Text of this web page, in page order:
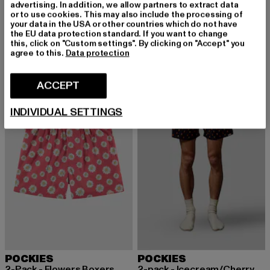
POCKIES
TC Striped - Boyfriend Boxers
23,74 EUR
Prix courant: 23,74 EUR
POCKIES
Striped Boyfriend Boxers
23,74 EUR
Prix courant: 23,74 EUR
-10%
POCKIES POCKIES
advertising. In addition, we allow partners to extract data
or to use cookies. This may also include the processing of
your data in the USA or other countries which do not have
the EU data protection standard. If you want to change
this, click on "Custom settings". By clicking on "Accept" you
agree to this. Data protection
ACCEPT
INDIVIDUAL SETTINGS